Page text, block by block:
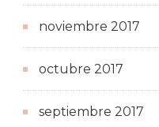
noviembre 2017
octubre 2017
septiembre 2017